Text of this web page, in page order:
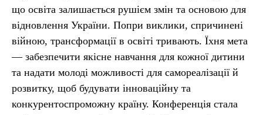
що освіта залишається рушієм змін та основою для
відновлення України. Попри виклики, спричинені
війною, трансформації в освіті тривають. Їхня мета
— забезпечити якісне навчання для кожної дитини
та надати молоді можливості для самореалізації й
розвитку, щоб будувати інноваційну та
конкурентоспроможну країну. Конференція стала